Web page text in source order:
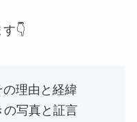
👇
理由と経緯
の写真と証言